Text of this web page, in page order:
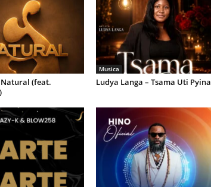
Natural (feat.
Musica
Ludya Langa – Tsama Uti Pyina